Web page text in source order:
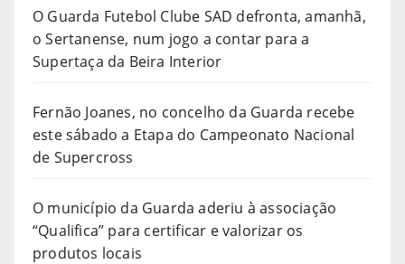
O Guarda Futebol Clube SAD defronta, amanhã,
o Sertanense, num jogo a contar para a
Supertaça da Beira Interior
Fernão Joanes, no concelho da Guarda recebe
este sábado a Etapa do Campeonato Nacional
de Supercross
O município da Guarda aderiu à associação
“Qualifica” para certificar e valorizar os
produtos locais